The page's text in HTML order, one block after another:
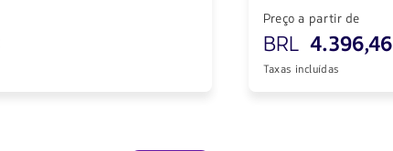
Preço a partir de
BRL 4.396,46
Taxas incluídas